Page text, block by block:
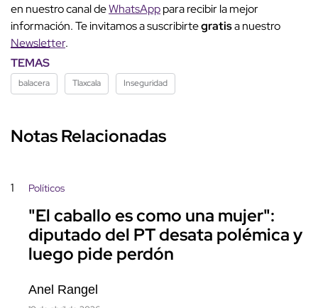
en nuestro canal deWhatsApppara recibir la mejor
información. Te invitamos a suscribirtegratisa nuestro
Newsletter.
TEMAS
balacera Tlaxcala Inseguridad
Notas Relacionadas
1 Políticos
"El caballo es como una mujer":
diputado del PT desata polémica y
luego pide perdón
Anel Rangel